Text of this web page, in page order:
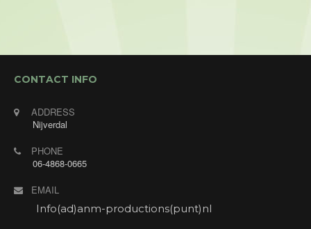
Assen, Bonte Wever
09/08/2026 19:30 - 09/08/2026
23:30
Openbaar optreden. Muziek/ dansavond bij Hotel
de Bonte Wever in Assen met Annet's Jukebox! De
daar zoek ik de mooiste liedjes uit om te zingen.
Ook voor alleen deze avond ben je van harte
niet- hotelgasten verkrijgbaar in de hal.
Adres: Stadsbroek 17, 9405 BK Assen.
CONTACT INFO
ADDRESS
Nijverdal
PHONE
06-4868-0665
EMAIL
Info(ad)anm-productions(punt)nl